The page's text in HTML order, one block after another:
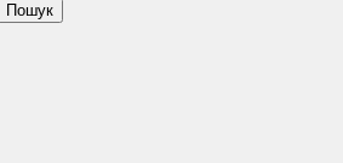
Пошук